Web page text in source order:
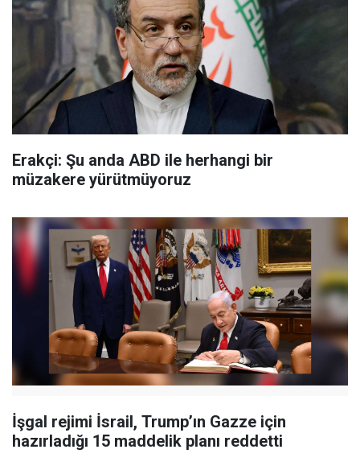
Erakçi: Şu anda ABD ile herhangi bir
müzakere yürütmüyoruz
İşgal rejimi İsrail, Trump’ın Gazze için
hazırladığı 15 maddelik planı reddetti